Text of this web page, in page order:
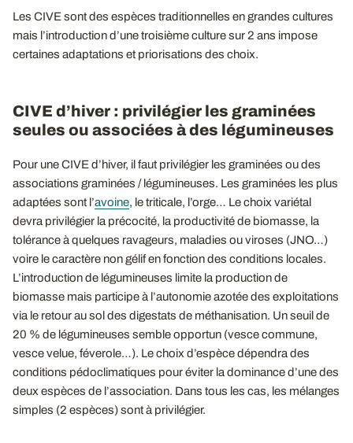
Les CIVE sont des espèces traditionnelles en grandes cultures
mais l’introduction d’une troisième culture sur 2 ans impose
certaines adaptations et priorisations des choix.
CIVE d’hiver : privilégier les graminées
seules ou associées à des légumineuses
Pour une CIVE d’hiver, il faut privilégier les graminées ou des
associations graminées / légumineuses. Les graminées les plus
adaptées sont l’avoine, le triticale, l’orge… Le choix variétal
devra privilégier la précocité, la productivité de biomasse, la
tolérance à quelques ravageurs, maladies ou viroses (JNO…)
voire le caractère non gélif en fonction des conditions locales.
L’introduction de légumineuses limite la production de
biomasse mais participe à l’autonomie azotée des exploitations
via le retour au sol des digestats de méthanisation. Un seuil de
20 % de légumineuses semble opportun (vesce commune,
vesce velue, féverole…). Le choix d’espèce dépendra des
conditions pédoclimatiques pour éviter la dominance d’une des
deux espèces de l’association. Dans tous les cas, les mélanges
simples (2 espèces) sont à privilégier.